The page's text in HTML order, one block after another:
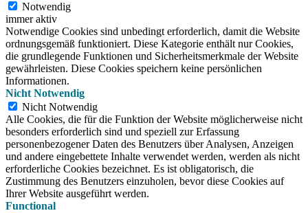
Notwendig
immer aktiv
Notwendige Cookies sind unbedingt erforderlich, damit die Website
ordnungsgemäß funktioniert. Diese Kategorie enthält nur Cookies,
die grundlegende Funktionen und Sicherheitsmerkmale der Website
gewährleisten. Diese Cookies speichern keine persönlichen
Informationen.
Nicht Notwendig
Nicht Notwendig
Alle Cookies, die für die Funktion der Website möglicherweise nicht
besonders erforderlich sind und speziell zur Erfassung
personenbezogener Daten des Benutzers über Analysen, Anzeigen
und andere eingebettete Inhalte verwendet werden, werden als nicht
erforderliche Cookies bezeichnet. Es ist obligatorisch, die
Zustimmung des Benutzers einzuholen, bevor diese Cookies auf
Ihrer Website ausgeführt werden.
Functional